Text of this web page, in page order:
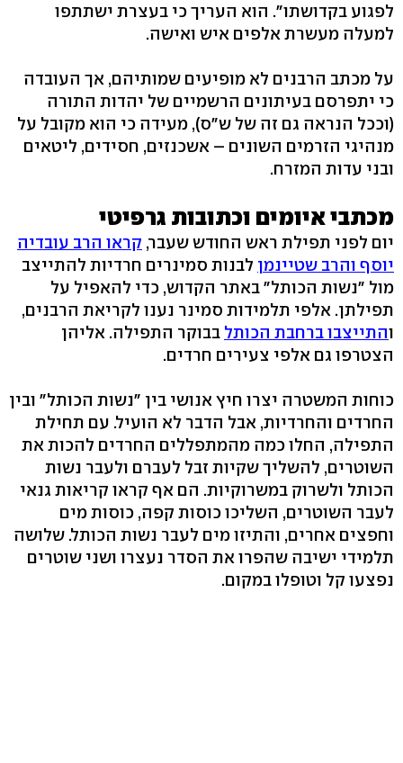
לפגוע בקדושתו". הוא העריך כי בעצרת ישתתפו
למעלה מעשרת אלפים איש ואישה.
על מכתב הרבנים לא מופיעים שמותיהם, אך העובדה
כי יתפרסם בעיתונים הרשמיים של יהדות התורה
(וככל הנראה גם זה של ש"ס), מעידה כי הוא מקובל על
מנהיגי הזרמים השונים – אשכנזים, חסידים, ליטאים
ובני עדות המזרח.
מכתבי איומים וכתובות גרפיטי
יום לפני תפילת ראש החודש שעבר, קראו הרב עובדיה
יוסף והרב שטיינמן לבנות סמינרים חרדיות להתייצב
מול "נשות הכותל" באתר הקדוש, כדי להאפיל על
תפילתן. אלפי תלמידות סמינר נענו לקריאת הרבנים,
והתייצבו ברחבת הכותל בבוקר התפילה. אליהן
הצטרפו גם אלפי צעירים חרדים.
כוחות המשטרה יצרו חיץ אנושי בין "נשות הכותל" ובין
החרדים והחרדיות, אבל הדבר לא הועיל. עם תחילת
התפילה, החלו כמה מהמתפללים החרדים להכות את
השוטרים, להשליך שקיות זבל לעברם ולעבר נשות
הכותל ולשרוק במשרוקיות. הם אף קראו קריאות גנאי
לעבר השוטרים, השליכו כוסות קפה, כוסות מים
וחפצים אחרים, והתיזו מים לעבר נשות הכותל. שלושה
תלמידי ישיבה שהפרו את הסדר נעצרו ושני שוטרים
נפצעו קל וטופלו במקום.